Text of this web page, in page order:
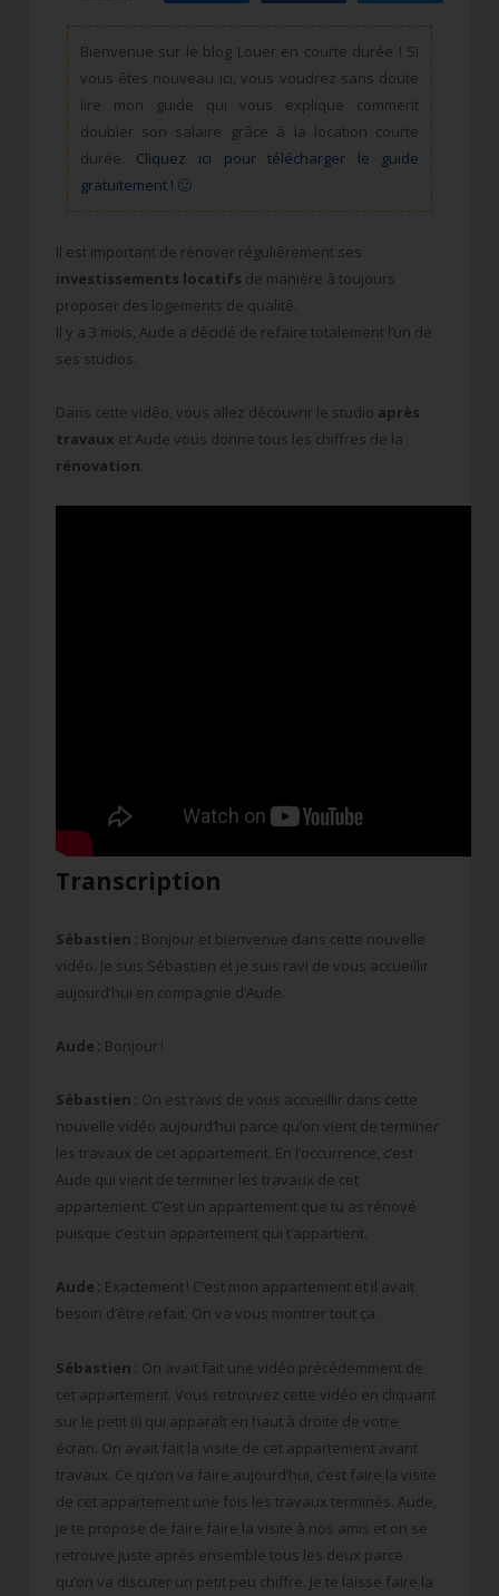
Bienvenue sur le blog Louer en courte durée ! Si
vous êtes nouveau ici, vous voudrez sans doute
lire mon guide qui vous explique comment
doubler son salaire grâce à la location courte
durée. Cliquez ici pour télécharger le guide
gratuitement ! 🙂
Il est important de rénover régulièrement ses
investissements locatifs de manière à toujours
proposer des logements de qualité.
Il y a 3 mois, Aude a décidé de refaire totalement l’un de
ses studios.
Dans cette vidéo, vous allez découvrir le studio après
travaux et Aude vous donne tous les chiffres de la
rénovation.
Transcription
Sébastien : Bonjour et bienvenue dans cette nouvelle
vidéo. Je suis Sébastien et je suis ravi de vous accueillir
aujourd’hui en compagnie d’Aude.
Aude : Bonjour !
Sébastien : On est ravis de vous accueillir dans cette
nouvelle vidéo aujourd’hui parce qu’on vient de terminer
les travaux de cet appartement. En l’occurrence, c’est
Aude qui vient de terminer les travaux de cet
appartement. C’est un appartement que tu as rénové
puisque c’est un appartement qui t’appartient.
Aude : Exactement ! C’est mon appartement et il avait
besoin d’être refait. On va vous montrer tout ça.
Sébastien : On avait fait une vidéo précédemment de
cet appartement. Vous retrouvez cette vidéo en cliquant
sur le petit (i) qui apparaît en haut à droite de votre
écran. On avait fait la visite de cet appartement avant
travaux. Ce qu’on va faire aujourd’hui, c’est faire la visite
de cet appartement une fois les travaux terminés. Aude,
je te propose de faire faire la visite à nos amis et on se
retrouve juste après ensemble tous les deux parce
qu’on va discuter un petit peu chiffre. Je te laisse faire la